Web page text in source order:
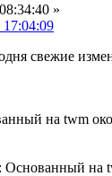
»
17:04:09
свежие
на twm
Основанный на